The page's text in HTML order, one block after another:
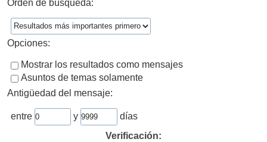
Orden de búsqueda:
Opciones:
Mostrar los resultados como mensajes
Asuntos de temas solamente
Antigüedad del mensaje:
entre y
días
Verificación: